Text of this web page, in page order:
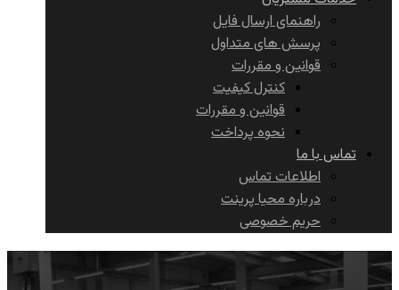
راهنمای ارسال فایل
پرسش های متداول
قوانین و مقررات
کنترل کیفیت
قوانین و مقررات
نحوه پرداخت
تماس با ما
اطلاعات تماس
درباره محیا پرینت
حریم خصوصی